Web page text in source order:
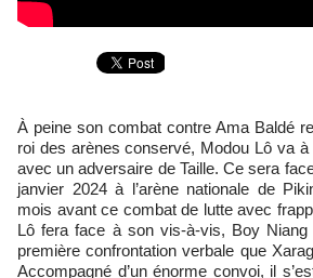
À peine son combat contre Ama Baldé remporté et son titre de
roi des arènes conservé, Modou Lô va
avec un adversaire de Taille. Ce sera
janvier 2024 à l’arène nationale de
mois avant ce combat de lutte avec
Lô fera face à son vis-à-vis, Boy
première confrontation verbale que
Accompagné d’un énorme convoi, il